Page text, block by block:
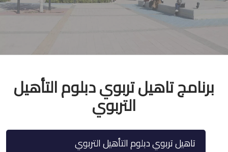
برنامج تاهيل تربوي دبلوم التأهيل
التربوي
تاهيل تربوي دبلوم التأهيل التربوي